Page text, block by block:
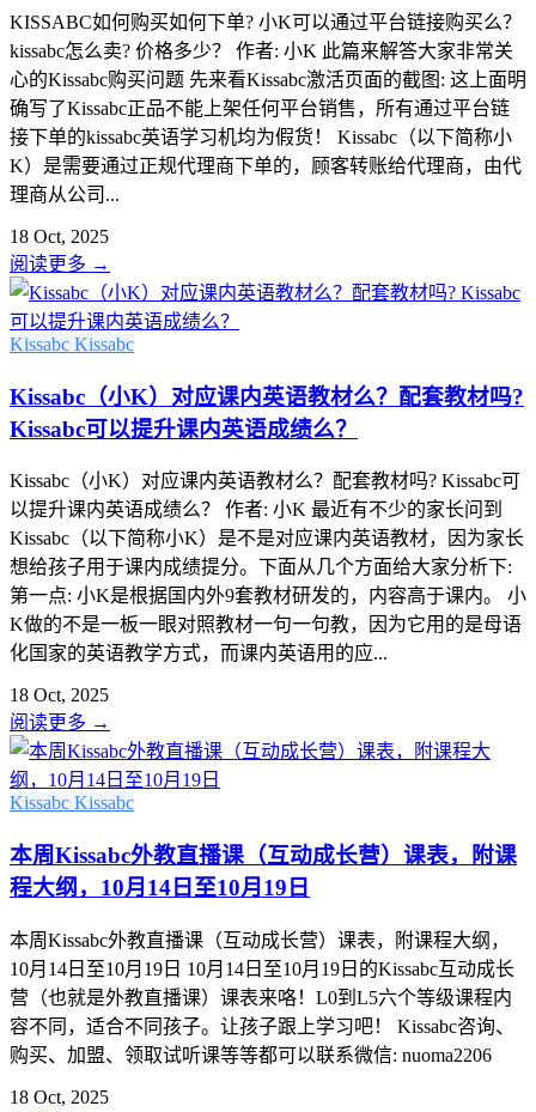
KISSABC如何购买如何下单? 小K可以通过平台链接购买么？
kissabc怎么卖? 价格多少？ 作者: 小K 此篇来解答大家非常关
心的Kissabc购买问题 先来看Kissabc激活页面的截图: 这上面明
确写了Kissabc正品不能上架任何平台销售，所有通过平台链
接下单的kissabc英语学习机均为假货！ Kissabc（以下简称小
K）是需要通过正规代理商下单的，顾客转账给代理商，由代
理商从公司...
18 Oct, 2025
阅读更多 →
Kissabc Kissabc
Kissabc（小K）对应课内英语教材么？配套教材吗?
Kissabc可以提升课内英语成绩么？
Kissabc（小K）对应课内英语教材么？配套教材吗? Kissabc可
以提升课内英语成绩么？ 作者: 小K 最近有不少的家长问到
Kissabc（以下简称小K）是不是对应课内英语教材，因为家长
想给孩子用于课内成绩提分。下面从几个方面给大家分析下:
第一点: 小K是根据国内外9套教材研发的，内容高于课内。 小
K做的不是一板一眼对照教材一句一句教，因为它用的是母语
化国家的英语教学方式，而课内英语用的应...
18 Oct, 2025
阅读更多 →
Kissabc Kissabc
本周Kissabc外教直播课（互动成长营）课表，附课
程大纲，10月14日至10月19日
本周Kissabc外教直播课（互动成长营）课表，附课程大纲，
10月14日至10月19日 10月14日至10月19日的Kissabc互动成长
营（也就是外教直播课）课表来咯！L0到L5六个等级课程内
容不同，适合不同孩子。让孩子跟上学习吧！ Kissabc咨询、
购买、加盟、领取试听课等等都可以联系微信: nuoma2206
18 Oct, 2025